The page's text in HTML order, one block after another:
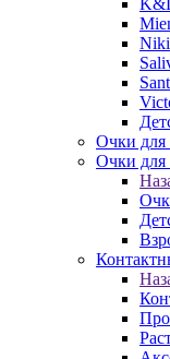
Очки для
Очки для